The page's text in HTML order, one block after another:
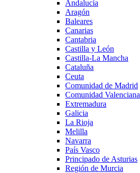
Andalucía
Aragón
Baleares
Canarias
Cantabria
Castilla y León
Castilla-La Mancha
Cataluña
Ceuta
Comunidad de Madrid
Comunidad Valenciana
Extremadura
Galicia
La Rioja
Melilla
Navarra
País Vasco
Principado de Asturias
Región de Murcia